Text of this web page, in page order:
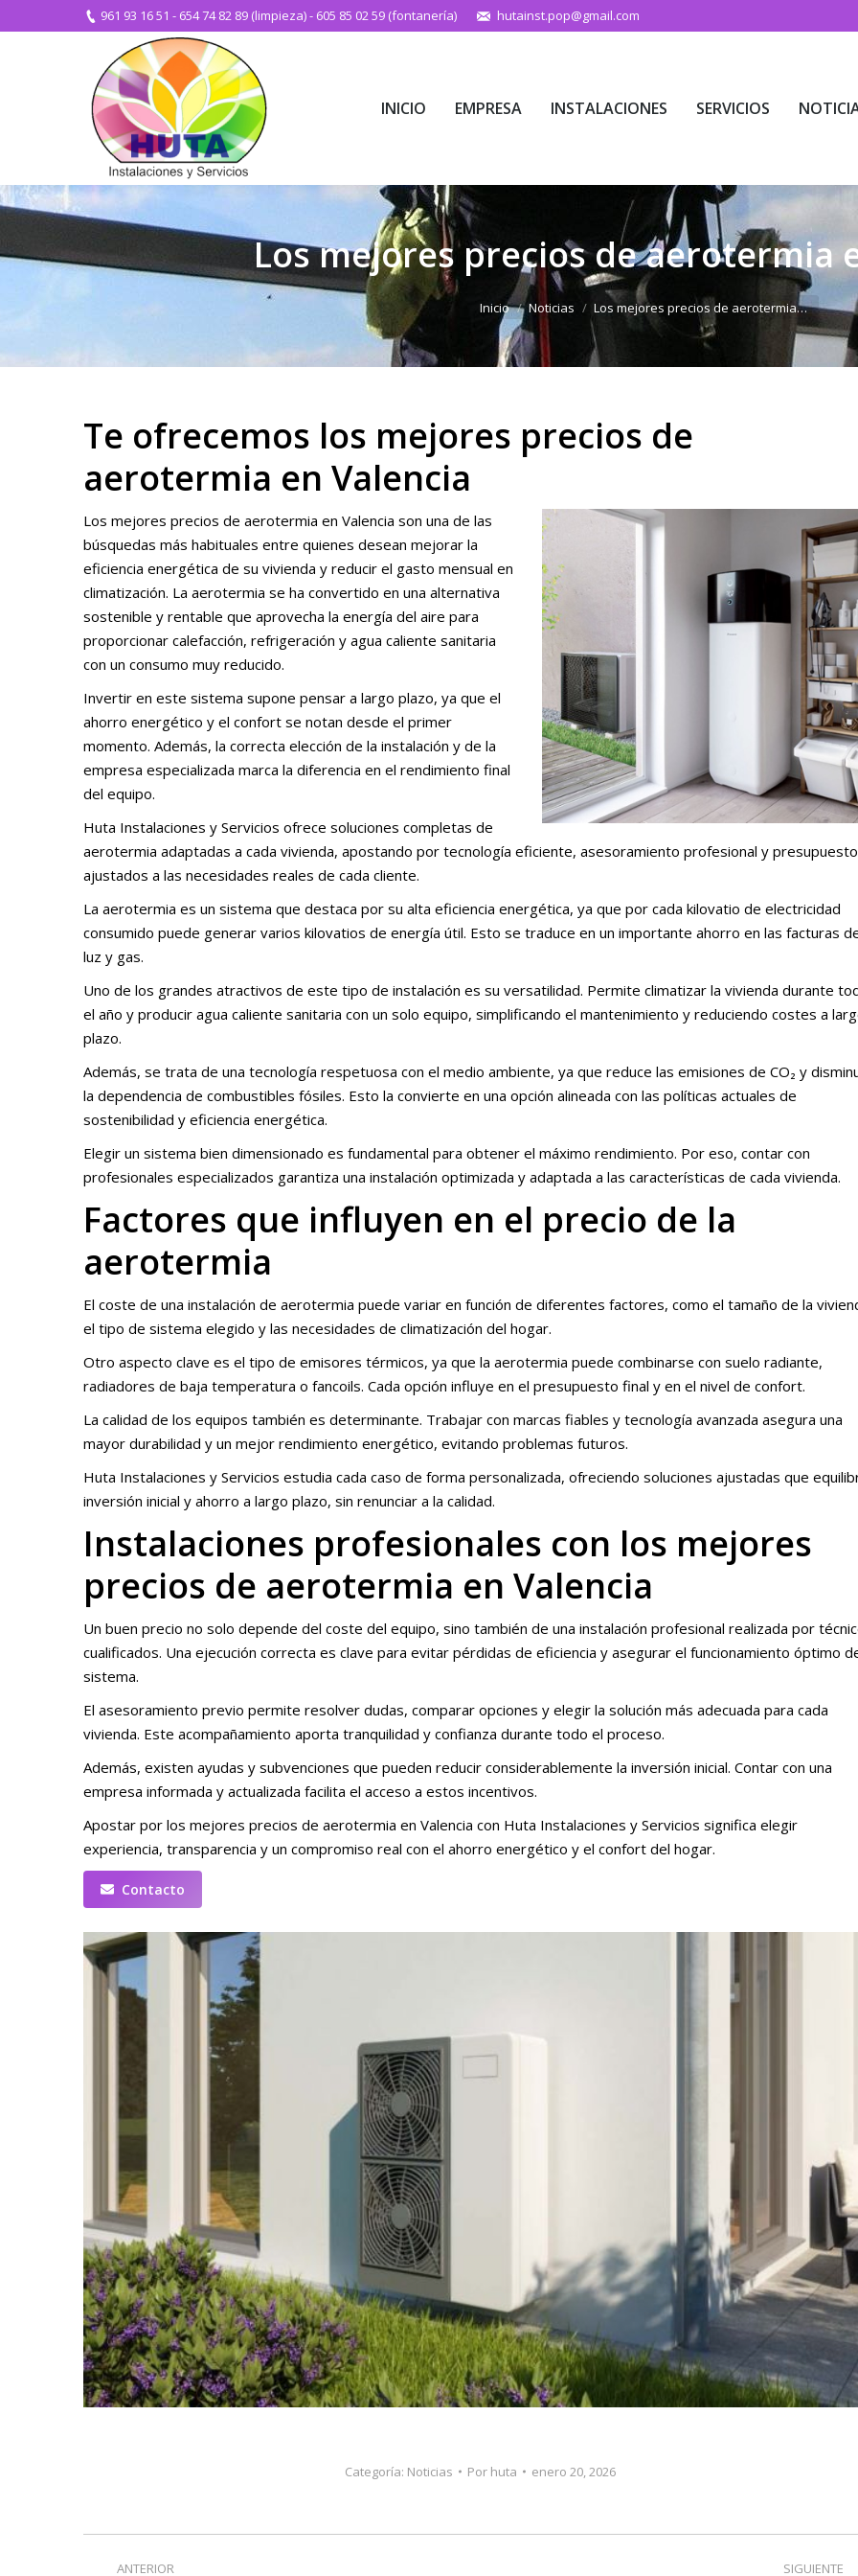
961 93 16 51 - 654 74 82 89 (limpieza)- 605 85 02 59 (fontanería) hutainst.pop@gmail.com
INICIO EMPRESA INSTALACIONES SERVICIOS
Los mejores precios de aerotermia
Estás aquí:
Inicio Noticias Los mejores precios de aerotermia…
Te ofrecemos los mejores precios de
aerotermia en Valencia
Los mejores precios de aerotermia en Valencia son una de las
búsquedas más habituales entre quienes desean mejorar la
eficiencia energética de su vivienda y reducir el gasto mensual en
climatización. La aerotermia se ha convertido en una alternativa
sostenible y rentable que aprovecha la energía del aire para
proporcionar calefacción, refrigeración y agua caliente sanitaria
con un consumo muy reducido.
Invertir en este sistema supone pensar a largo plazo, ya que el
ahorro energético y el confort se notan desde el primer
momento. Además, la correcta elección de la instalación y de la
empresa especializada marca la diferencia en el rendimiento final
del equipo.
Huta Instalaciones y Servicios ofrece soluciones completas de
aerotermia adaptadas a cada vivienda, apostando por tecnología eficiente, asesoramiento profesional y
ajustados a las necesidades reales de cada cliente.
La aerotermia es un sistema que destaca por su alta eficiencia energética, ya que por cada kilovatio de electricidad
consumido puede generar varios kilovatios de energía útil. Esto se traduce en un importante ahorro en las facturas
luz y gas.
Uno de los grandes atractivos de este tipo de instalación es su versatilidad. Permite climatizar la vivienda durante
el año y producir agua caliente sanitaria con un solo equipo, simplificando el mantenimiento y reduciendo costes a
plazo.
Además, se trata de una tecnología respetuosa con el medio ambiente, ya que reduce las emisiones de CO₂ y
la dependencia de combustibles fósiles. Esto la convierte en una opción alineada con las políticas actuales de
sostenibilidad y eficiencia energética.
Elegir un sistema bien dimensionado es fundamental para obtener el máximo rendimiento. Por eso, contar con
profesionales especializados garantiza una instalación optimizada y adaptada a las características de cada vivienda.
Factores que influyen en el precio de la
aerotermia
El coste de una instalación de aerotermia puede variar en función de diferentes factores, como el tamaño de la
el tipo de sistema elegido y las necesidades de climatización del hogar.
Otro aspecto clave es el tipo de emisores térmicos, ya que la aerotermia puede combinarse con suelo radiante,
radiadores de baja temperatura o fancoils. Cada opción influye en el presupuesto final y en el nivel de confort.
La calidad de los equipos también es determinante. Trabajar con marcas fiables y tecnología avanzada asegura una
mayor durabilidad y un mejor rendimiento energético, evitando problemas futuros.
Huta Instalaciones y Servicios estudia cada caso de forma personalizada, ofreciendo soluciones ajustadas que
inversión inicial y ahorro a largo plazo, sin renunciar a la calidad.
Instalaciones profesionales con los mejores
precios de aerotermia en Valencia
Un buen precio no solo depende del coste del equipo, sino también de una instalación profesional realizada por
cualificados. Una ejecución correcta es clave para evitar pérdidas de eficiencia y asegurar el funcionamiento óptimo
sistema.
El asesoramiento previo permite resolver dudas, comparar opciones y elegir la solución más adecuada para cada
vivienda. Este acompañamiento aporta tranquilidad y confianza durante todo el proceso.
Además, existen ayudas y subvenciones que pueden reducir considerablemente la inversión inicial. Contar con una
empresa informada y actualizada facilita el acceso a estos incentivos.
Apostar por los mejores precios de aerotermia en Valencia con Huta Instalaciones y Servicios significa elegir
experiencia, transparencia y un compromiso real con el ahorro energético y el confort del hogar.
Contacto
Categoría: Noticias Por huta enero 20, 2026
Navegación
ANTERIOR SIGUIENTE